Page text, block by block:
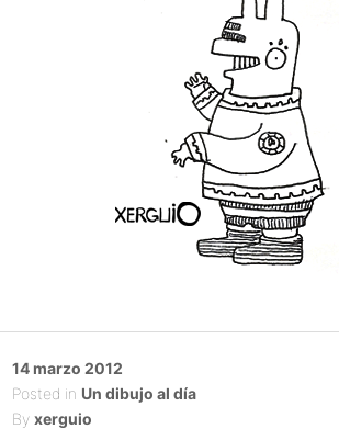
Posted
on
14 marzo 2012
Posted in Un dibujo al día
By xerguio